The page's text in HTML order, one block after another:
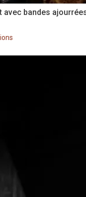
bandes